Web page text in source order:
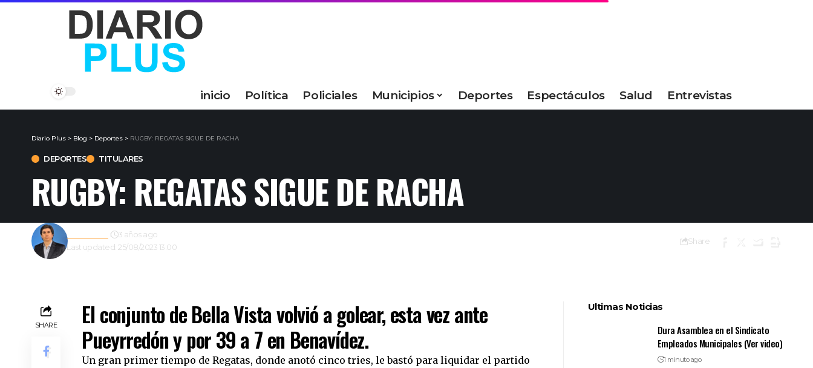
inicio Política Policiales Municipios Deportes Espectáculos Salud Entrevistas
Diario Plus > Blog > Deportes > RUGBY: REGATAS SIGUE DE RACHA
DEPORTES TITULARES
RUGBY: REGATAS SIGUE DE RACHA
Last updated: 25/08/2023 13:00
Redacción 3 años ago
Share
SHARE
El conjunto de Bella Vista volvió a golear, esta vez ante
Pueyrredón y por 39 a 7 en Benavídez.
Un gran primer tiempo de Regatas, donde anotó cinco tries, le bastó para liquidar el partido
Ultimas Noticias
Dura Asamblea en el Sindicato
Empleados Municipales (Ver video)
1 minuto ago